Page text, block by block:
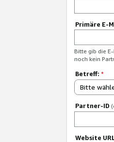
Primäre E-
Bitte gib die
noch kein
Betreff: *
Bitte
Partner-ID
Website